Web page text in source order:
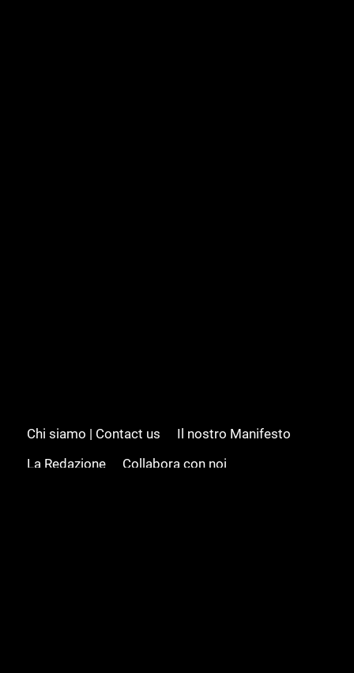
Chi siamo | Contact us
Il nostro Manifesto
La Redazione
Collabora con noi